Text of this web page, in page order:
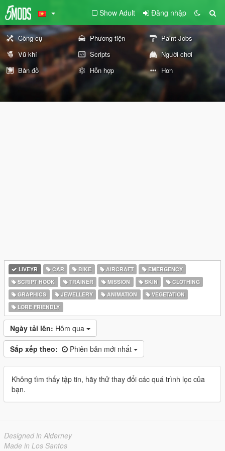
Show Adult Đăng nhập
Công cụ Phương tiện
Paint Jobs
Vũ khí
Scripts
Người chơi
Bản đồ
Hỗn hợp Hơn
LIVEYR CAR BIKE AIRCRAFT
EMERGENCY
SCRIPT HOOK
TRAINER MISSION SKIN
CLOTHING
GRAPHICS
JEWELLERY ANIMATION
VEGETATION
LORE FRIENDLY
Ngày tải lên: Hôm qua
Sắp xếp theo: Phiên bản mới nhất
Không tìm thấy tập tin, hãy thử thay đổi các quá trình lọc của
bạn.
Designed in Alderney
Made in Los Santos